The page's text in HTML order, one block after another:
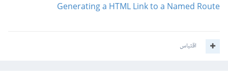
Generating a HTML Link to a Named Route
اقتباس